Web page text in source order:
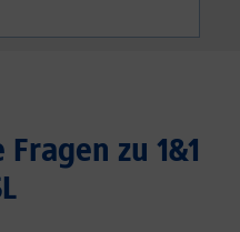
zu 1&1